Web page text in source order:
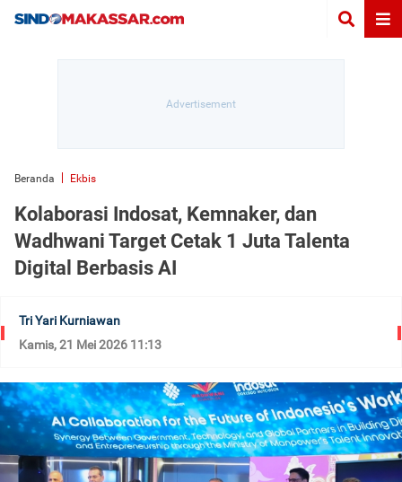
Beranda Ekbis
Kolaborasi Indosat, Kemnaker, dan
Wadhwani Target Cetak 1 Juta Talenta
Digital Berbasis AI
Tri Yari Kurniawan
Kamis, 21 Mei 2026 11:13